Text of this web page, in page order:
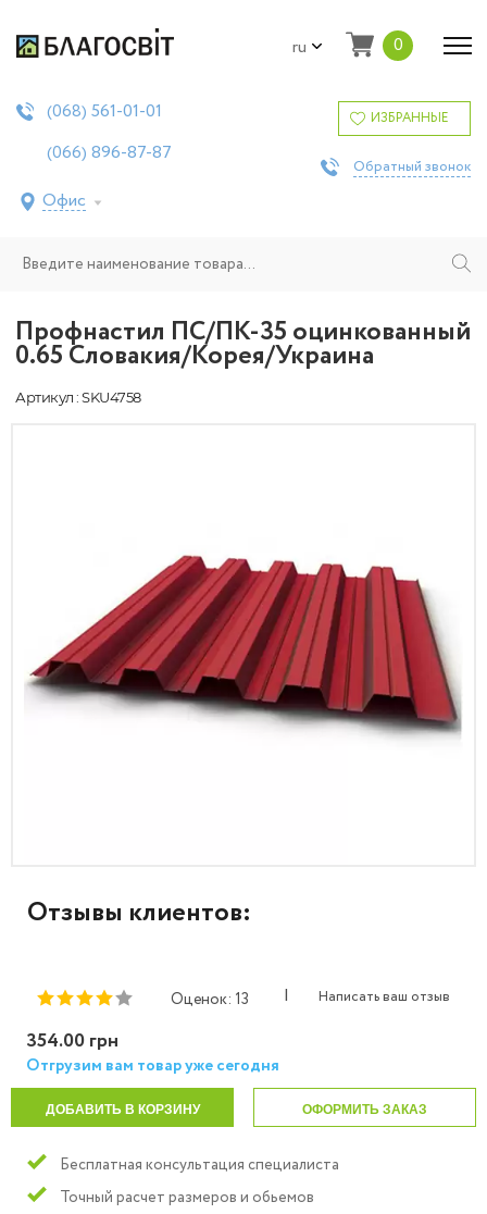
ru 0
(068) 561-01-01
(066) 896-87-87
Офис
ИЗБРАННЫЕ
Обратный звонок
Профнастил ПС/ПК-35 оцинкованный
0.65 Словакия/Корея/Украина
Артикул : SKU4758
Отзывы клиентов:
Оценок: 13 | Написать ваш отзыв
354.00 грн
Отгрузим вам товар уже сегодня
ДОБАВИТЬ В КОРЗИНУ ОФОРМИТЬ ЗАКАЗ
Бесплатная консультация специалиста
Точный расчет размеров и обьемов